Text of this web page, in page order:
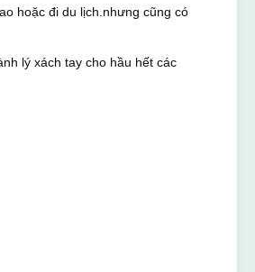
hoặc đi du lịch.nhưng cũng có
lý xách tay cho hầu hết các